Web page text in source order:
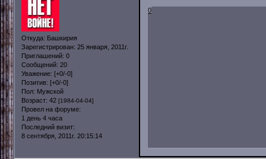
Откуда: Башкирия
Зарегистрирован: 25 января, 2011г.
Приглашений: 0
Сообщений: 20
Уважение: [+0/-0]
Позитив: [+0/-0]
Пол: Мужской
Возраст: 42 [1984-04-04]
Провел на форуме:
1 день 4 часа
Последний визит:
8 сентября, 2011г. 20:15:14
0